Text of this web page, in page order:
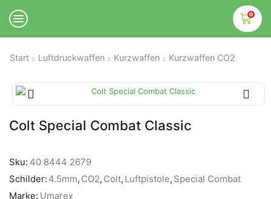
0
Start Luftdruckwaffen Kurzwaffen Kurzwaffen CO2
Colt Special Combat Classic
Sku: 40 8444 2679
Schilder: 4.5mm, CO2, Colt, Luftpistole, Special Combat
Marke: Umarex